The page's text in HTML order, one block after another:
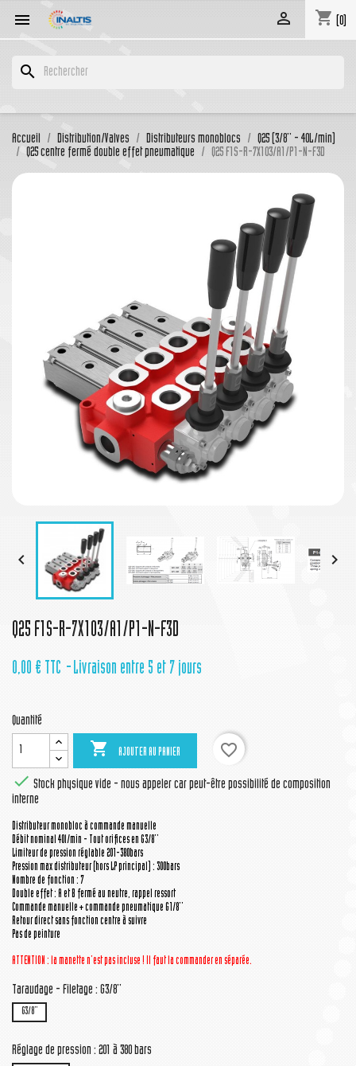
 shopping_cart (0)

search
Accueil Distribution/Valves Distributeurs monoblocs
Q25 (3/8'' - 40L/min)
Q25 centre fermé double effet pneumatique
Q25 F1S-R-7X103/A1/P1-N-F3D
 
Q25 F1S-R-7X103/A1/P1-N-F3D
0,00 € TTC Livraison entre 5 et 7 jours
Quantité
 AJOUTER AU PANIER
favorite_border
 Stock physique vide - nous appeler car peut-être possibilité de composition
interne
Distributeur monobloc à commande manuelle
Débit nominal 40l/min - Tout orifices en G3/8''
Limiteur de pression réglable 201-380bars
Pression max distributeur (hors LP principal) : 300bars
Nombre de fonction : 7
Double effet : A et B fermé au neutre, rappel ressort
Commande manuelle + commande pneumatique G1/8''
Retour direct sans fonction centre à suivre
Pas de peinture
ATTENTION : la manette n'est pas incluse ! Il faut la commander en séparée.
Taraudage - Filetage : G3/8''
G3/8''
Réglage de pression : 201 à 380 bars